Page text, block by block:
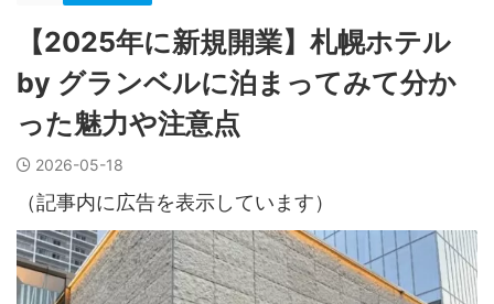
【2025年に新規開業】札幌ホテル
by グランベルに泊まってみて分か
った魅力や注意点
2026-05-18
（記事内に広告を表示しています）